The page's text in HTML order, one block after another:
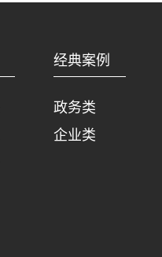
经典案例
政务类
企业类